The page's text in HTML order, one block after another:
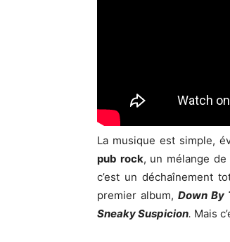
La musique est simple,
pub rock, un mélange de
c’est un déchaînement
premier album, Down By
Sneaky Suspicion. Mais